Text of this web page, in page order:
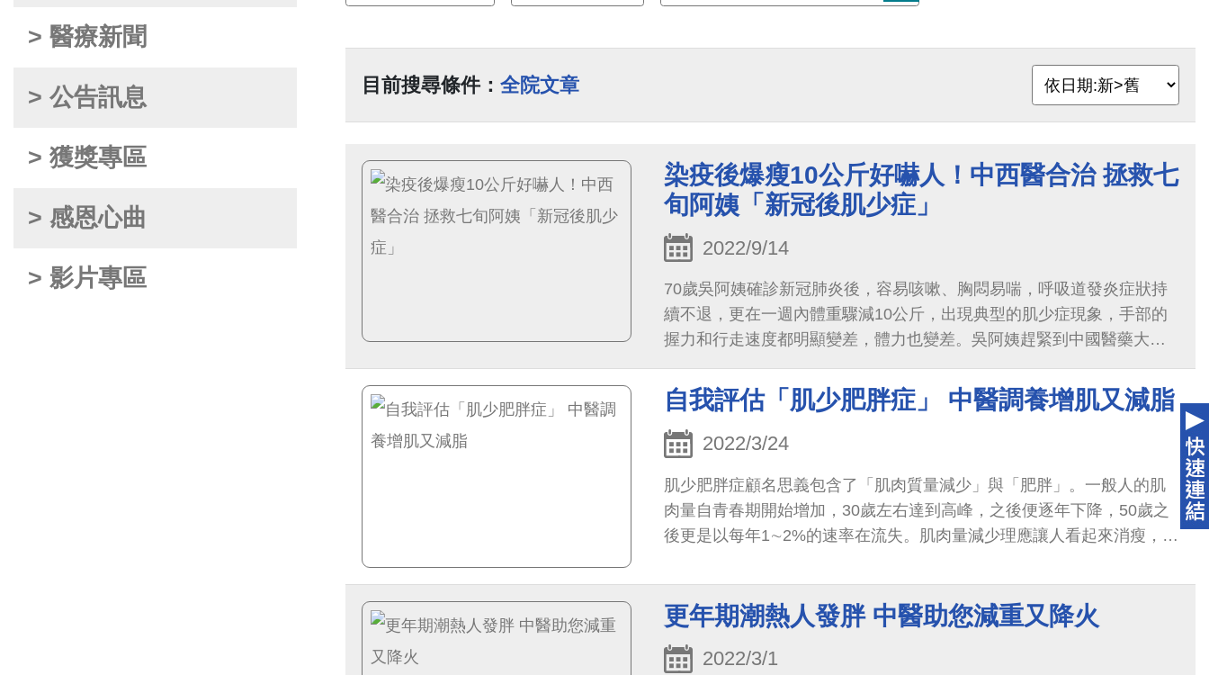
> 醫療新聞
> 公告訊息
> 獲獎專區
> 感恩心曲
> 影片專區
目前搜尋條件： 全院文章
染疫後爆瘦10公斤好嚇人！中西醫合治 拯救七
旬阿姨「新冠後肌少症」
2022/9/14
70歲吳阿姨確診新冠肺炎後，容易咳嗽、胸悶易喘，呼吸道發炎症狀持
續不退，更在一週內體重驟減10公斤，出現典型的肌少症現象，手部的
握力和行走速度都明顯變差，體力也變差。吳阿姨趕緊到中國醫藥大學
附設醫院中西醫結合科門診尋求治療後，吳阿姨不僅咳嗽解除，呼吸道
發炎症狀緩解，流失的肌力也逐漸回復。
自我評估「肌少肥胖症」 中醫調養增肌又減脂
2022/3/24
肌少肥胖症顧名思義包含了「肌肉質量減少」與「肥胖」。一般人的肌
肉量自青春期開始增加，30歲左右達到高峰，之後便逐年下降，50歲之
後更是以每年1∼2%的速率在流失。肌肉量減少理應讓人看起來消瘦，但
更年期潮熱人發胖 中醫助您減重又降火
2022/3/1